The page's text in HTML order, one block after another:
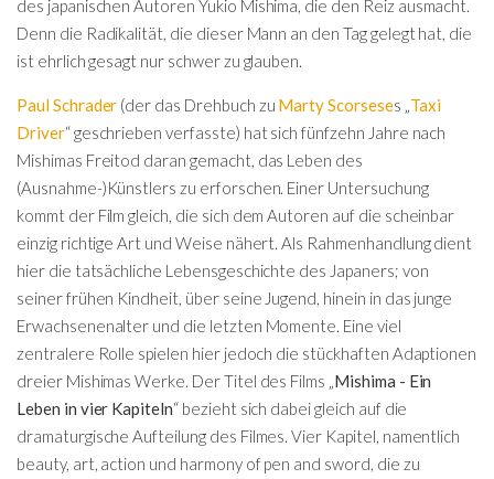
des japanischen Autoren Yukio Mishima, die den Reiz ausmacht.
Denn die Radikalität, die dieser Mann an den Tag gelegt hat, die
ist ehrlich gesagt nur schwer zu glauben.
Paul Schrader (der das Drehbuch zu Marty Scorseses „ Taxi
Driver“ geschrieben verfasste) hat sich fünfzehn Jahre nach
Mishimas Freitod daran gemacht, das Leben des
(Ausnahme-)Künstlers zu erforschen. Einer Untersuchung
kommt der Film gleich, die sich dem Autoren auf die scheinbar
einzig richtige Art und Weise nähert. Als Rahmenhandlung dient
hier die tatsächliche Lebensgeschichte des Japaners; von
seiner frühen Kindheit, über seine Jugend, hinein in das junge
Erwachsenenalter und die letzten Momente. Eine viel
zentralere Rolle spielen hier jedoch die stückhaften Adaptionen
dreier Mishimas Werke. Der Titel des Films „ Mishima - Ein
Leben in vier Kapiteln“ bezieht sich dabei gleich auf die
dramaturgische Aufteilung des Filmes. Vier Kapitel, namentlich
beauty, art, action und harmony of pen and sword, die zu